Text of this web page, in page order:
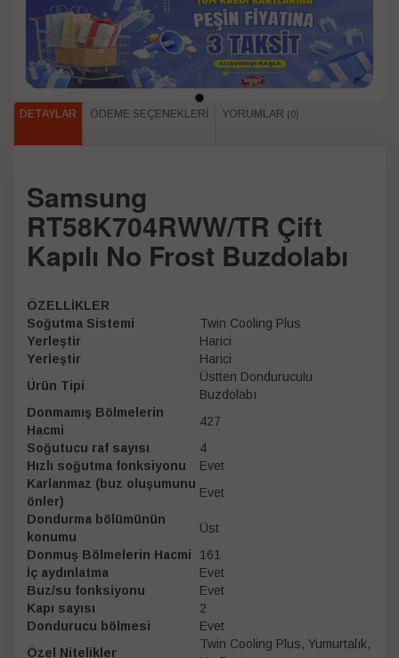
DETAYLAR ÖDEME SEÇENEKLERI YORUMLAR (0)
Samsung
RT58K704RWW/TR Çift
Kapılı No Frost Buzdolabı
ÖZELLİKLER
Soğutma Sistemi
Twin Cooling Plus
Yerleştir
Harici
Yerleştir
Harici
Ürün Tipi
Üstten Donduruculu
Buzdolabı
Donmamış Bölmelerin
Hacmi
427
Soğutucu raf sayısı
4
Hızlı soğutma fonksiyonu
Evet
Karlanmaz (buz oluşumunu
önler)
Evet
Dondurma bölümünün
konumu
Üst
Donmuş Bölmelerin Hacmi
161
İç aydınlatma
Evet
Buz/su fonksiyonu
Evet
Kapı sayısı
2
Dondurucu bölmesi
Evet
Özel Nitelikler
Twin Cooling Plus, Yumurtalık,